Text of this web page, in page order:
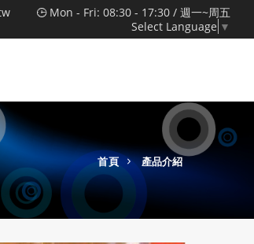
Mon - Fri: 08:30 - 17:30 / 週一~周五
Select Language ▼
首頁 產品介紹